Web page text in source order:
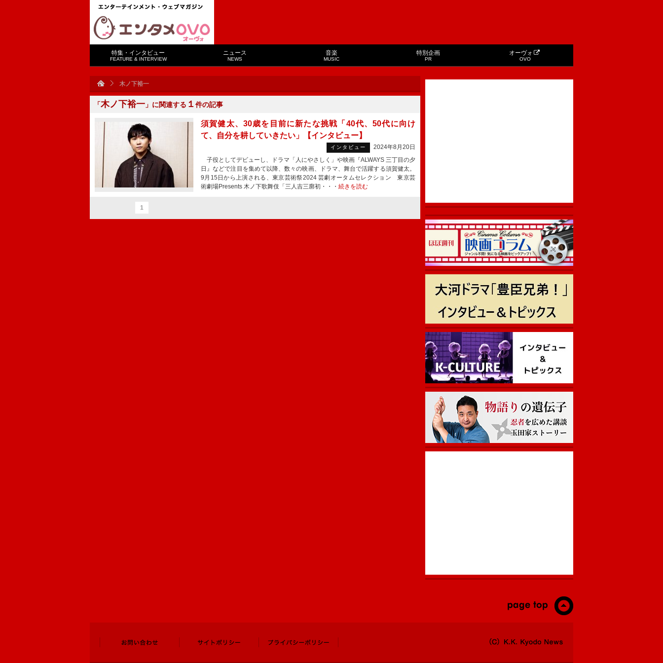
特集・インタビュー
FEATURE & INTERVIEW
ニュース
NEWS
音楽
MUSIC
特別企画
PR
オーヴォ
OVO
木ノ下裕一
「木ノ下裕一 」に関連する １ 件の記事
須賀健太、30歳を目前に新たな挑戦「40代、50代に向け
て、自分を耕していきたい」【インタビュー】
インタビュー
2024年8月20日
子役としてデビューし、ドラマ「人にやさしく」や映画『ALWAYS 三丁目の夕
日』などで注目を集めて以降、数々の映画、ドラマ、舞台で活躍する須賀健太。
9月15日から上演される、東京芸術祭2024 芸劇オータムセレクション 東京芸
術劇場Presents 木ノ下歌舞伎「三人吉三廓初・・・ 続きを読む
1